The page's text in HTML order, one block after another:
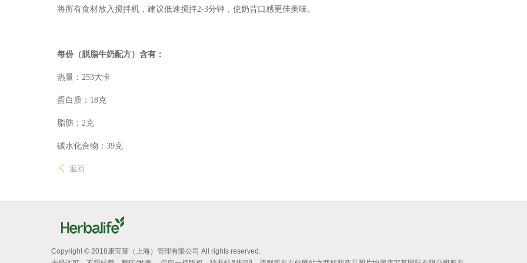
将所有食材放入搅拌机，建议低速搅拌2-3分钟，使奶昔口感更佳美味。
每份（脱脂牛奶配方）含有：
热量：253大卡
蛋白质：18克
脂肪：2克
碳水化合物：39克
返回
Copyright © 2018康宝莱（上海）管理有限公司 All rights reserved.